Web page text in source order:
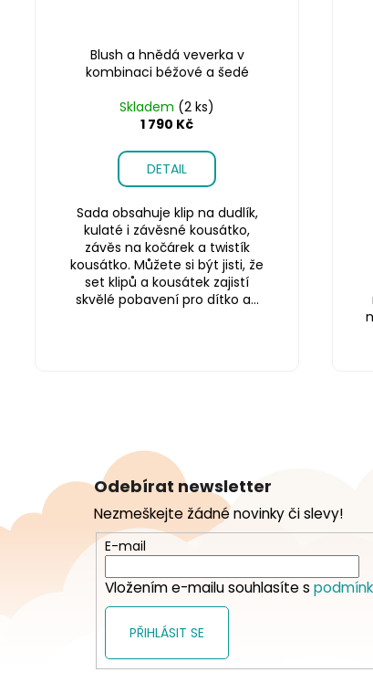
Blush a hnědá veverka v
kombinaci béžové a šedé
Skladem (2 ks)
1 790 Kč
DETAIL
Sada obsahuje klip na dudlík,
kulaté i závěsné kousátko,
závěs na kočárek a twistík
kousátko. Můžete si být jisti, že
set klipů a kousátek zajistí
skvělé pobavení pro dítko a...
a
Odebírat newsletter
Nezmeškejte žádné novinky či slevy!
E-mail
Vložením e-mailu souhlasíte s
PŘIHLÁSIT SE